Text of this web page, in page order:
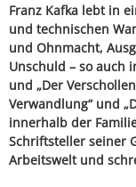
Franz Kafka lebt in
und technischen
und Ohnmacht,
Unschuld – so auch
und „Der
Verwandlung“ und
innerhalb der
Schriftsteller seiner
Arbeitswelt und